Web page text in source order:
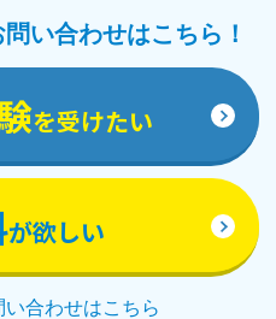
い合わせはこちら！
を受けたい
が欲しい
合わせはこちら